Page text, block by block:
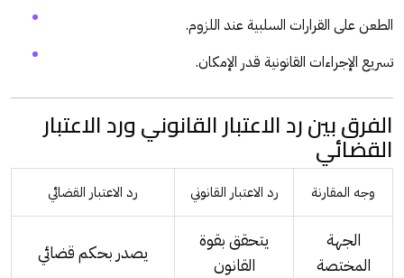
الطعن على القرارات السلبية عند اللزوم.
تسريع الإجراءات القانونية قدر الإمكان.
الفرق بين رد الاعتبار القانوني ورد الاعتبار
القضائي
وجه المقارنة رد الاعتبار القانوني رد الاعتبار القضائي
الجهة
المختصة
يتحقق بقوة
القانون
يصدر بحكم قضائي